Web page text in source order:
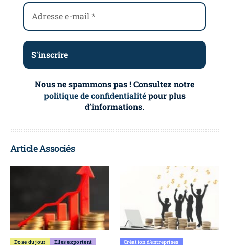
Nous ne spammons pas ! Consultez notre
politique de confidentialitépour plus
d’informations.
Article Associés
Dose du jour
Elles exportent
Création d'entreprises